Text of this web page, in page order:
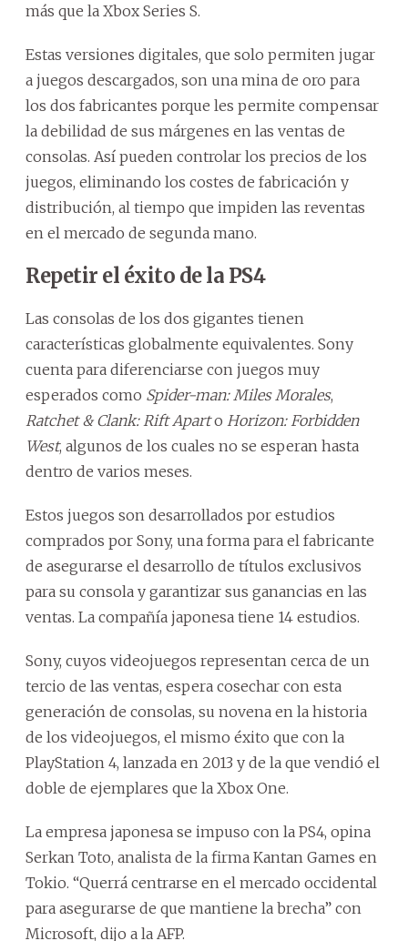
más que la Xbox Series S.
Estas versiones digitales, que solo permiten jugar
a juegos descargados, son una mina de oro para
los dos fabricantes porque les permite compensar
la debilidad de sus márgenes en las ventas de
consolas. Así pueden controlar los precios de los
juegos, eliminando los costes de fabricación y
distribución, al tiempo que impiden las reventas
en el mercado de segunda mano.
Repetir el éxito de la PS4
Las consolas de los dos gigantes tienen
características globalmente equivalentes. Sony
cuenta para diferenciarse con juegos muy
esperados como Spider-man: Miles Morales,
Ratchet & Clank: Rift Aparto Horizon: Forbidden
West, algunos de los cuales no se esperan hasta
dentro de varios meses.
Estos juegos son desarrollados por estudios
comprados por Sony, una forma para el fabricante
de asegurarse el desarrollo de títulos exclusivos
para su consola y garantizar sus ganancias en las
ventas. La compañía japonesa tiene 14 estudios.
Sony, cuyos videojuegos representan cerca de un
tercio de las ventas, espera cosechar con esta
generación de consolas, su novena en la historia
de los videojuegos, el mismo éxito que con la
PlayStation 4, lanzada en 2013 y de la que vendió el
doble de ejemplares que la Xbox One.
La empresa japonesa se impuso con la PS4, opina
Serkan Toto, analista de la firma Kantan Games en
Tokio. “Querrá centrarse en el mercado occidental
para asegurarse de que mantiene la brecha” con
Microsoft, dijo a la AFP.